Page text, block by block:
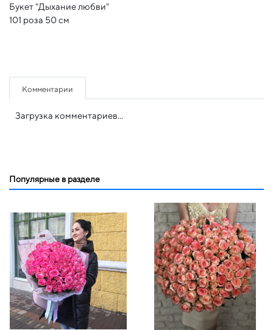
Букет "Дыхание любви"
101 роза 50 см
Комментарии
Загрузка комментариев...
Популярные в разделе